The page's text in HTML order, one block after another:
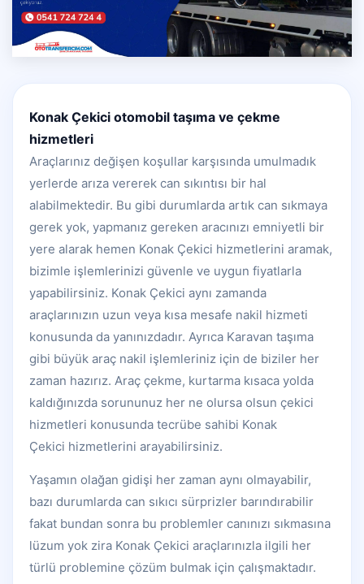
Konak Çekici otomobil taşıma ve çekme
hizmetleri
Araçlarınız değişen koşullar karşısında umulmadık
yerlerde arıza vererek can sıkıntısı bir hal
alabilmektedir. Bu gibi durumlarda artık can sıkmaya
gerek yok, yapmanız gereken aracınızı emniyetli bir
yere alarak hemen Konak Çekici hizmetlerini aramak,
bizimle işlemlerinizi güvenle ve uygun fiyatlarla
yapabilirsiniz. Konak Çekici aynı zamanda
araçlarınızın uzun veya kısa mesafe nakil hizmeti
konusunda da yanınızdadır. Ayrıca Karavan taşıma
gibi büyük araç nakil işlemleriniz için de biziler her
zaman hazırız. Araç çekme, kurtarma kısaca yolda
kaldığınızda sorununuz her ne olursa olsun çekici
hizmetleri konusunda tecrübe sahibi Konak
Çekici hizmetlerini arayabilirsiniz.
Yaşamın olağan gidişi her zaman aynı olmayabilir,
bazı durumlarda can sıkıcı sürprizler barındırabilir
fakat bundan sonra bu problemler canınızı sıkmasına
lüzum yok zira Konak Çekici araçlarınızla ilgili her
türlü problemine çözüm bulmak için çalışmaktadır.